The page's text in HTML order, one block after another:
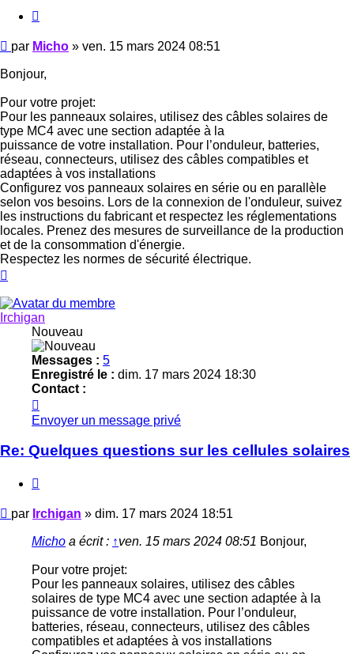
Message
par Micho » ven. 15 mars 2024 08:51
Bonjour,
Pour votre projet:
Pour les panneaux solaires, utilisez des câbles solaires de
type MC4 avec une section adaptée à la
puissance de votre installation. Pour l’onduleur, batteries,
réseau, connecteurs, utilisez des câbles compatibles et
adaptées à vos installations
Configurez vos panneaux solaires en série ou en parallèle
selon vos besoins. Lors de la connexion de l'onduleur, suivez
les instructions du fabricant et respectez les réglementations
locales. Prenez des mesures de surveillance de la production
et de la consommation d'énergie.
Respectez les normes de sécurité électrique.
Irchigan
Nouveau
Messages : 5
Enregistré le : dim. 17 mars 2024 18:30
Contact :
Irchigan
Envoyer un message privé
Re: Quelques questions sur les cellules solaires
Message
par Irchigan » dim. 17 mars 2024 18:51
Micho a écrit : ↑ven. 15 mars 2024 08:51 Bonjour,
Pour votre projet:
Pour les panneaux solaires, utilisez des câbles
solaires de type MC4 avec une section adaptée à la
puissance de votre installation. Pour l’onduleur,
batteries, réseau, connecteurs, utilisez des câbles
compatibles et adaptées à vos installations